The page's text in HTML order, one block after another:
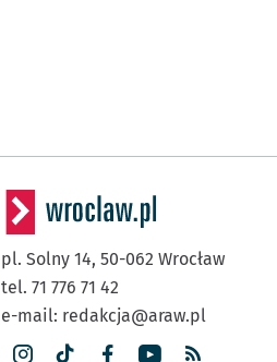
pl. Solny 14, 50-062 Wrocław
tel. 71 776 71 42
e-mail: redakcja@araw.pl